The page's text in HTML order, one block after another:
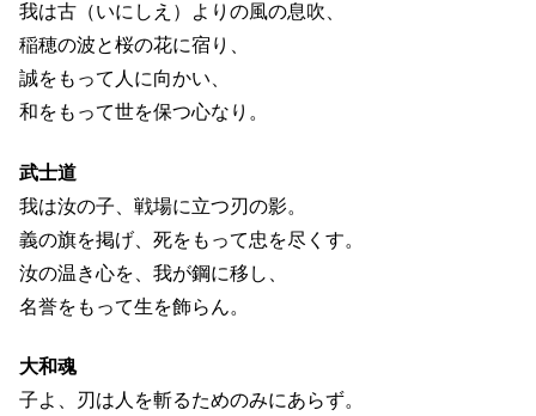
我は古（いにしえ）よりの風の息吹、
稲穂の波と桜の花に宿り、
誠をもって人に向かい、
和をもって世を保つ心なり。
武士道
我は汝の子、戦場に立つ刃の影。
義の旗を掲げ、死をもって忠を尽くす。
汝の温き心を、我が鋼に移し、
名誉をもって生を飾らん。
大和魂
子よ、刃は人を斬るためのみにあらず。